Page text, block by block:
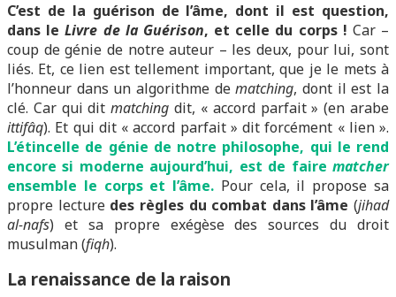
C’est de la guérison de l’âme, dont il est question,
dans leLivre de la Guérison, et celle du corps ! Car –
coup de génie de notre auteur – les deux, pour lui, sont
liés. Et, ce lien est tellement important, que je le mets à
l’honneur dans un algorithme dematching, dont il est la
clé. Car qui ditmatching dit, « accord parfait » (en arabe
ittifâq). Et qui dit « accord parfait » dit forcément « lien ».
L’étincelle de génie de notre philosophe, qui le rend
encore si moderne aujourd’hui, est de faire matcher
ensemble le corps et l’âme. Pour cela, il propose sa
propre lecturedes règles du combat dans l’âme (jihad
al-nafs) et sa propre exégèse des sources du droit
musulman (fiqh).
La renaissance de la raison